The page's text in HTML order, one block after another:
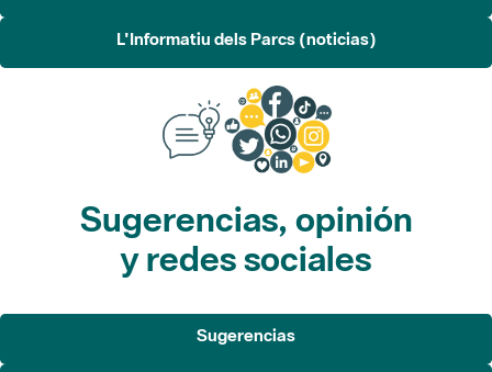
L'Informatiu dels Parcs (noticias)
Sugerencias, opinión
y redes sociales
Sugerencias